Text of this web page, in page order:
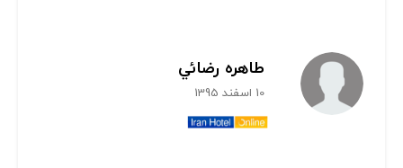
طاهره رضائي
10 اسفند 1395